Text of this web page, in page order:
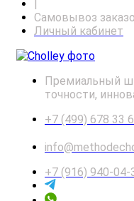
|
Самовывоз
Личный кабинет
Премиальный
точности,
+7 (499) 678 33
+7 (916) 940-04-